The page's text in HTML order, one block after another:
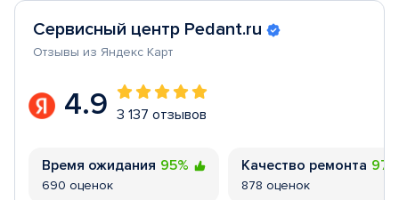
Сервисный центр Pedant.ru
Отзывы из Яндекс Карт
4.9 3 137 отзывов
Время ожидания 95%
690 оценок
Качество ремонта
878 оценок